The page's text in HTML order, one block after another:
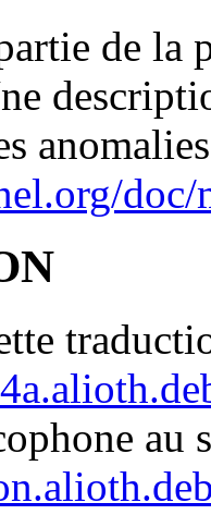
de
doc/
au